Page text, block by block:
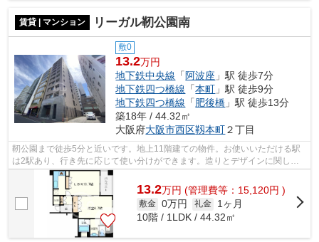
賃貸 | マンション リーガル靭公園南
敷0
13.2万円
地下鉄中央線 「 阿波座 」駅 徒歩7分
地下鉄四つ橋線 「本町 」駅 徒歩9分
地下鉄四つ橋線 「肥後橋 」駅 徒歩13分
築18年 / 44.32㎡
大阪府大阪市西区靱本町２丁目
靭公園まで徒歩5分と近いです。地上11階建ての物件。お使いいただける駅
は2駅あり、行き先に応じて使い分けができます。造りとデザインに関し
て、自信をもって情報を提供できるマンシ...
13.2万円 (管理費等：15,120円 )
敷金 0万円 礼金
1ヶ月
10階 / 1LDK / 44.32㎡